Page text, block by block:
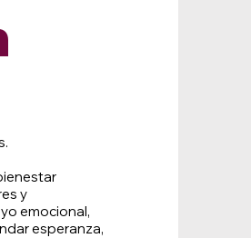
y
emocional,
esperanza,